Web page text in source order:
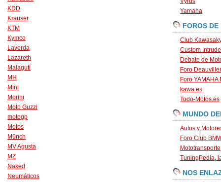
KDD
Krauser
KTM
Kymco
Laverda
Lazareth
Malaguti
MH
Mini
Morini
Moto Guzzi
motogp
Motos
Münch
MV Agusta
MZ
Naked
Neumáticos
Yamaha
FOROS DE
Club
Custom
Debate de
Foro
Foro YAMAHA
kawa.es
Todo-Motos.es
MUNDO
Autos y
Foro Club
Mototransporte
TuningPedia,
NOS